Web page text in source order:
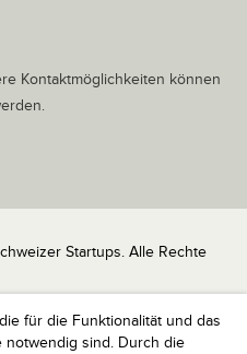
für die Funktionalität und das
notwendig sind. Durch die
Kontaktmöglichkeiten können
Startups. Alle Rechte